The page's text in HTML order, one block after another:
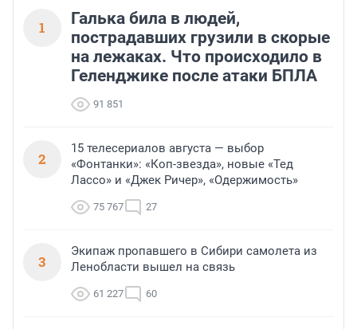
1
Галька била в людей,
пострадавших грузили в скорые
на лежаках. Что происходило в
Геленджике после атаки БПЛА
91 851
2
15 телесериалов августа — выбор
«Фонтанки»: «Коп-звезда», новые «Тед
Лассо» и «Джек Ричер», «Одержимость»
75 767 27
3
Экипаж пропавшего в Сибири самолета из
Ленобласти вышел на связь
61 227 60